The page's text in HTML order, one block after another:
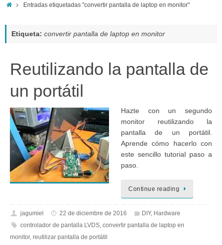
InicioEntradas etiquetadas "convertir pantalla de laptop en monitor"
Etiqueta: convertir pantalla de laptop en monitor
Reutilizando la pantalla de
un portátil
Hazte con un segundo
monitor reutilizando la
pantalla de un portátil.
Aprende cómo hacerlo con
este sencillo tutorial paso a
paso.
Continue reading
jagumiel 22 de diciembre de 2016 DIY, Hardware
controlador de pantalla LVDS, convertir pantalla de laptop en
monitor, reutilizar pantalla de portátil